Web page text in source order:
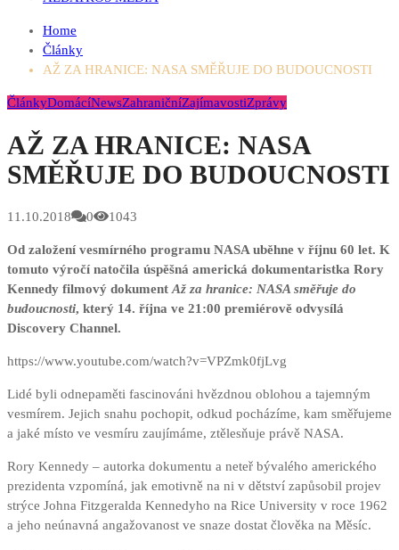
Home
Články
AŽ ZA HRANICE: NASA SMĚŘUJE DO BUDOUCNOSTI
ČlánkyDomácíNewsZahraničníZajímavostiZprávy
AŽ ZA HRANICE: NASA
SMĚŘUJE DO BUDOUCNOSTI
11.10.2018 0 1043
Od založení vesmírného programu NASA uběhne v říjnu 60 let. K
tomuto výročí natočila úspěšná americká dokumentaristka Rory
Kennedy filmový dokument Až za hranice: NASA směřuje do
budoucnosti, který 14. října ve 21:00 premiérově odvysílá
Discovery Channel.
https://www.youtube.com/watch?v=VPZmk0fjLvg
Lidé byli odnepaměti fascinováni hvězdnou oblohou a tajemným
vesmírem. Jejich snahu pochopit, odkud pocházíme, kam směřujeme
a jaké místo ve vesmíru zaujímáme, ztělesňuje právě NASA.
Rory Kennedy – autorka dokumentu a neteř bývalého amerického
prezidenta vzpomíná, jak emotivně na ni v dětství zapůsobil projev
strýce Johna Fitzgeralda Kennedyho na Rice University v roce 1962
a jeho neúnavná angažovanost ve snaze dostat člověka na Měsíc.